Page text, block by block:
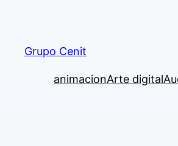
Grupo Cenit
animacionArte digital